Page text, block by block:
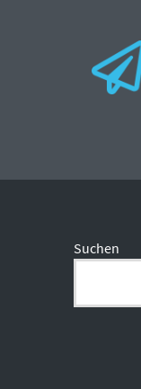
Suchen